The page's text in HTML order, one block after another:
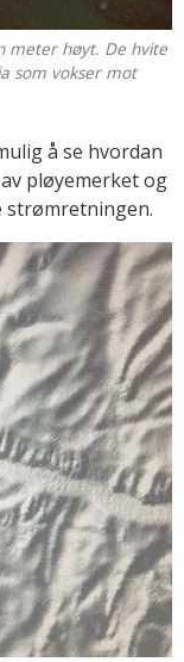
meter høyt. De hvite
som vokser mot
å se hvordan
pløyemerket og
strømretningen.